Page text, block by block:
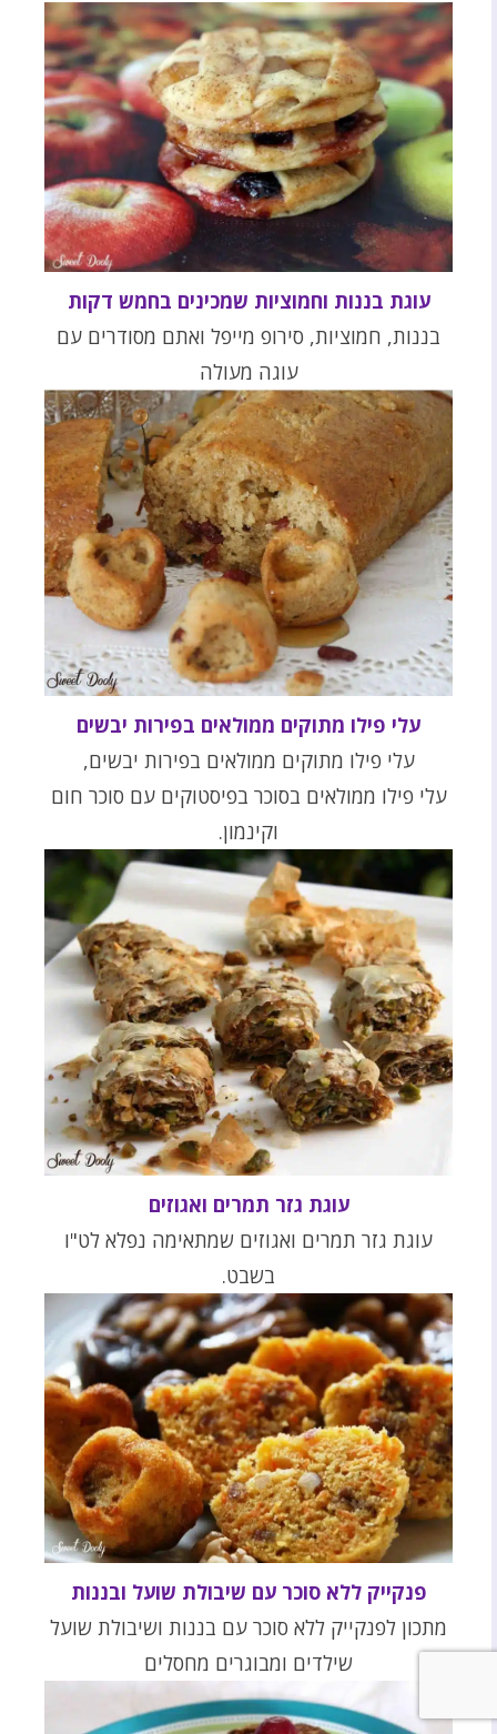
עוגת בננות וחמוציות שמכינים בחמש דקות
בננות, חמוציות, סירופ מייפל ואתם מסודרים עם
עוגה מעולה
עלי פילו מתוקים ממולאים בפירות יבשים
עלי פילו מתוקים ממולאים בפירות יבשים,
עלי פילו ממולאים בסוכר בפיסטוקים עם סוכר חום
וקינמון.
עוגת גזר תמרים ואגוזים
עוגת גזר תמרים ואגוזים שמתאימה נפלא לט"ו
בשבט.
פנקייק ללא סוכר עם שיבולת שועל ובננות
מתכון לפנקייק ללא סוכר עם בננות ושיבולת שועל
שילדים ומבוגרים מחסלים